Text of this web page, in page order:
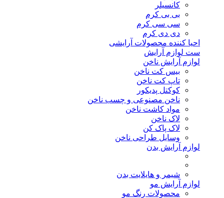
کانسیلر
بی بی کرم
سی سی کرم
دی دی کرم
احیا کننده محصولات آرایشی
ست لوازم آرایش
لوازم آرایش ناخن
بیس کت ناخن
تاپ کت ناخن
کوکتل پدیکور
ناخن مصنوعی و چسب ناخن
مواد کاشت ناخن
لاک ناخن
لاک پاک کن
وسایل طراحی ناخن
لوازم آرایش بدن
شیمر و هایلایت بدن
لوازم آرایش مو
محصولات رنگ مو